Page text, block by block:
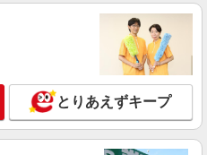
とりあえずキープ